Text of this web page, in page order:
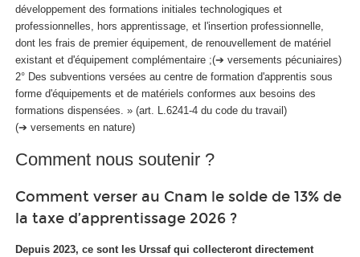
développement des formations initiales technologiques et
professionnelles, hors apprentissage, et l'insertion professionnelle,
dont les frais de premier équipement, de renouvellement de matériel
existant et d'équipement complémentaire ;(➔ versements pécuniaires)
2° Des subventions versées au centre de formation d'apprentis sous
forme d'équipements et de matériels conformes aux besoins des
formations dispensées. » (art. L.6241-4 du code du travail)
(➔ versements en nature)
Comment nous soutenir ?
Comment verser au Cnam le solde de 13% de
la taxe d’apprentissage 2026 ?
Depuis 2023, ce sont les Urssaf qui collecteront directement